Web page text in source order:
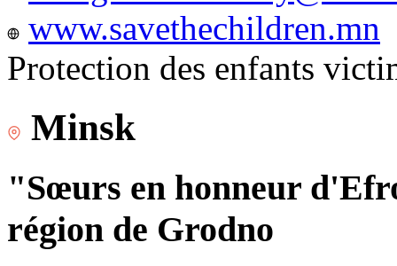
www.savethechildren.mn
Protection des enfants
Minsk
"Sœurs en honneur
région de Grodno